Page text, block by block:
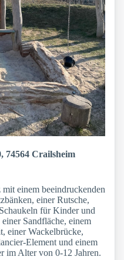
74564 Crailsheim
einem beeindruckenden
einer Rutsche,
für Kinder und
Sandfläche, einem
einer Wackelbrücke,
Element und einem
im Alter von 0-12 Jahren.